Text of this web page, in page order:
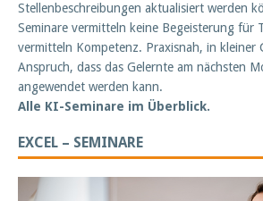
Stellenbeschreibungen aktualisiert werden
Seminare vermitteln keine Begeisterung für
vermitteln Kompetenz. Praxisnah, in kleiner
Anspruch, dass das Gelernte am nächsten
angewendet werden kann.
Alle KI-Seminare im Überblick.
EXCEL – SEMINARE